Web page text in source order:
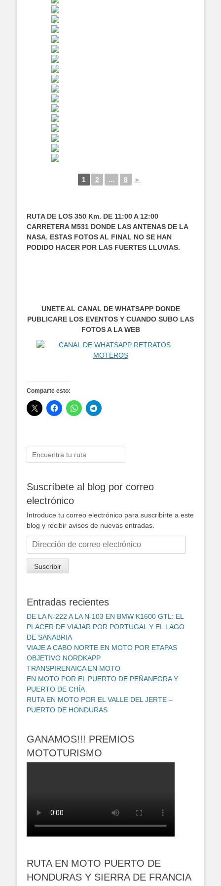
1 2 ... 8 ►
RUTA DE LOS 350 Km. DE 11:00 A 12:00
CARRETERA M531 DONDE LAS ANTENAS DE LA
NASA. ESTAS FOTOS AL FINAL NO SE HAN
PODIDO HACER POR LAS FUERTES LLUVIAS.
UNETE AL CANAL DE WHATSAPP DONDE
PUBLICARE LOS EVENTOS Y CUANDO SUBO LAS
FOTOS A LA WEB
Comparte esto:
Buscar:
Suscríbete al blog por correo
electrónico
Introduce tu correo electrónico para suscribirte a este
blog y recibir avisos de nuevas entradas.
Dirección
correo
electrónico
Suscribir
Entradas recientes
DE LA N-222 A LA N-103 EN BMW K1600 GTL: EL
PLACER DE VIAJAR POR PORTUGAL Y EL LAGO
DE SANABRIA
VIAJE A CABO NORTE EN MOTO POR ETAPAS
OBJETIVO NORDKAPP
TRANSPIRENAICA EN MOTO
EN MOTO POR EL PUERTO DE PEÑANEGRA Y
PUERTO DE CHÍA
RUTA EN MOTO POR EL VALLE DEL JERTE –
PUERTO DE HONDURAS
GANAMOS!!! PREMIOS
MOTOTURISMO
RUTA EN MOTO PUERTO DE
HONDURAS Y SIERRA DE FRANCIA